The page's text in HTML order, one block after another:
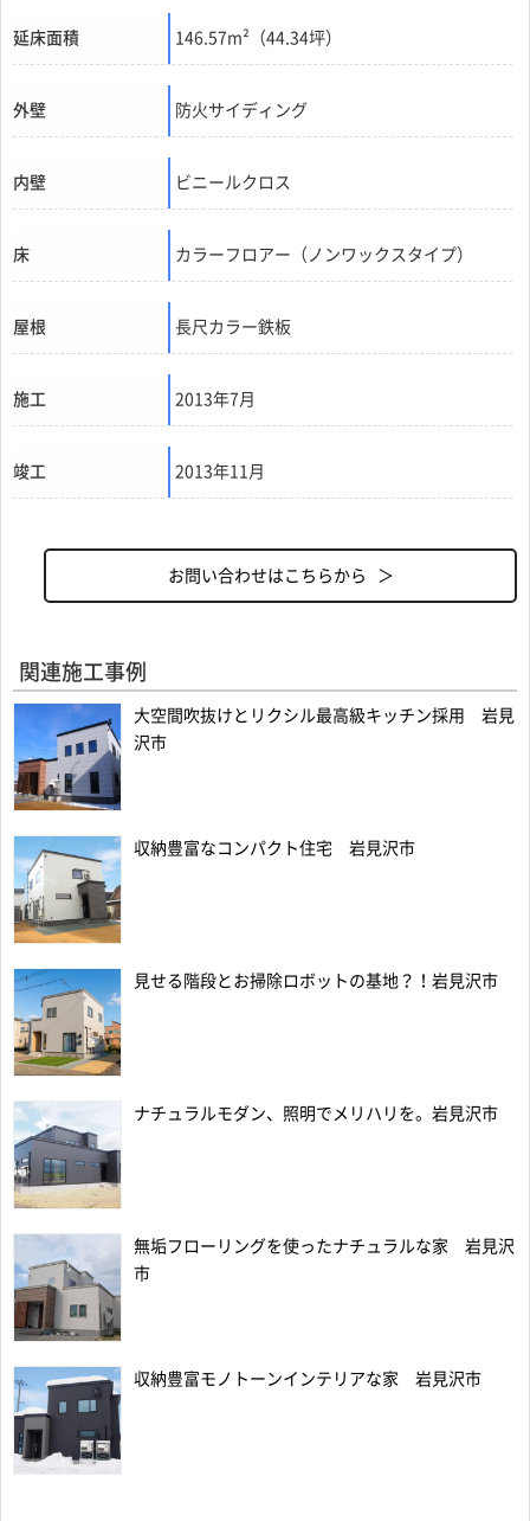
延床面積 146.57m²（44.34坪）
外壁 防火サイディング
内壁 ビニールクロス
床 カラーフロアー（ノンワックスタイプ）
屋根 長尺カラー鉄板
施工 2013年7月
竣工 2013年11月
お問い合わせはこちらから ＞
関連施工事例
大空間吹抜けとリクシル最高級キッチン採用 岩見
沢市
収納豊富なコンパクト住宅 岩見沢市
見せる階段とお掃除ロボットの基地？！岩見沢市
ナチュラルモダン、照明でメリハリを。岩見沢市
無垢フローリングを使ったナチュラルな家 岩見沢
市
収納豊富モノトーンインテリアな家 岩見沢市